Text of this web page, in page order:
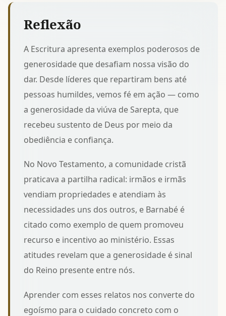
Reflexão
A Escritura apresenta exemplos poderosos de
generosidade que desafiam nossa visão do
dar. Desde líderes que repartiram bens até
pessoas humildes, vemos fé em ação — como
a generosidade da viúva de Sarepta, que
recebeu sustento de Deus por meio da
obediência e confiança.
No Novo Testamento, a comunidade cristã
praticava a partilha radical: irmãos e irmãs
vendiam propriedades e atendiam às
necessidades uns dos outros, e Barnabé é
citado como exemplo de quem promoveu
recurso e incentivo ao ministério. Essas
atitudes revelam que a generosidade é sinal
do Reino presente entre nós.
Aprender com esses relatos nos converte do
egoísmo para o cuidado concreto com o